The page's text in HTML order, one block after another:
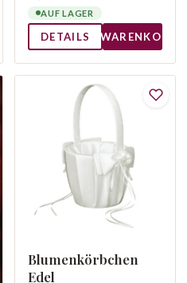
AUF LAGER
DETAILS WARENKORB
Blumenkörbchen
Edel